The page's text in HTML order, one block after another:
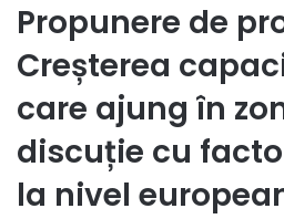
Propunere de
Creșterea
care ajung în
discuție cu
la nivel